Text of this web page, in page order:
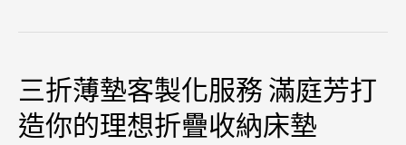
三折薄墊客製化服務 滿庭芳打
造你的理想折疊收納床墊
三
折
薄